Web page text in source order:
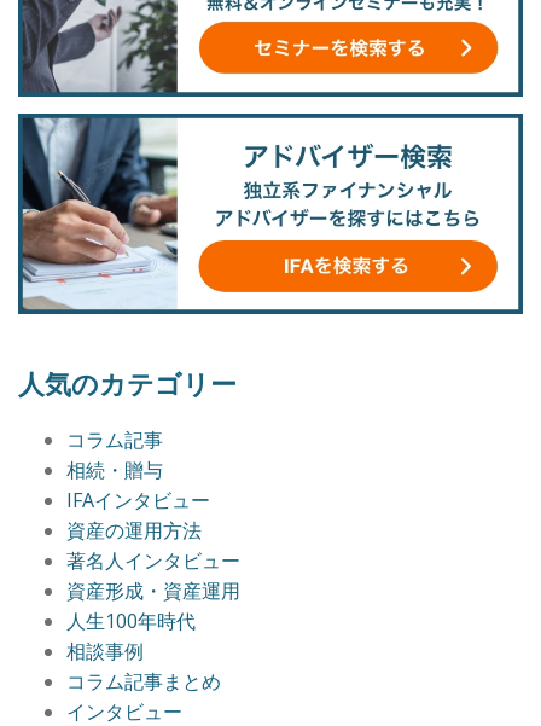
人気のカテゴリー
コラム記事
相続・贈与
IFAインタビュー
資産の運用方法
著名人インタビュー
資産形成・資産運用
人生100年時代
相談事例
コラム記事まとめ
インタビュー